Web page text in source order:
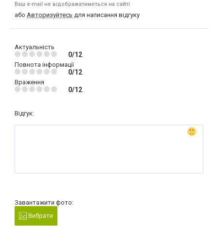
Ваш e-mail не відображатиметься на сайті
або Авторизуйтесь для написання відгуку
Актуальність
0/12
Повнота інформації
0/12
Враження
0/12
Відгук:
Завантажити фото:
Вибрати